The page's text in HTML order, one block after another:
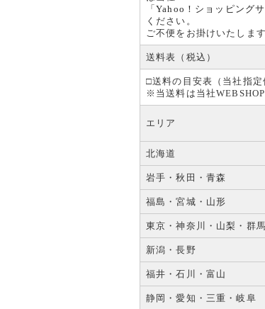
「Yahoo！ショッピングサ
ください。
ご不便をお掛けいたしま
送料表（税込）
□送料の目安表（当社指
※当送料は当社
エリア
北海道
岩手・秋田・青森
福島・宮城・山形
東京・神奈川・山梨・群
新潟・長野
福井・石川・富山
静岡・愛知・三重・岐阜